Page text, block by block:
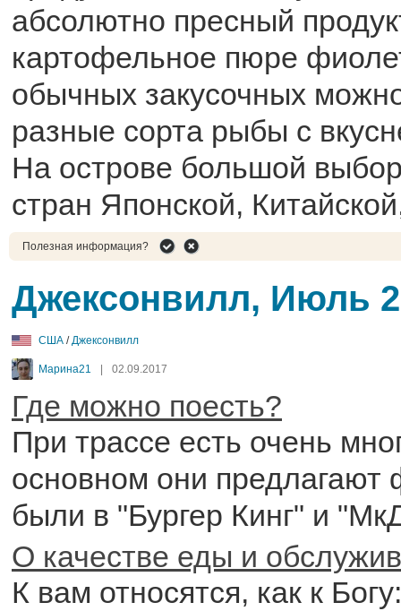
абсолютно пресный
картофельное пюре
обычных закусочных
разные сорта рыбы с
На острове большой
стран Японской,
Полезная информация?
Джексонвилл, Июль
США /Джексонвилл
Марина21 02.09.2017
Где можно поесть?
При трассе есть очень
основном они
были в "Бургер Кинг" и
О качестве еды и
К вам относятся, как к